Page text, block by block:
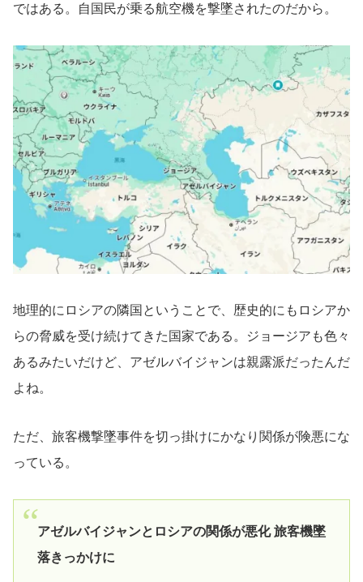
ではある。自国民が乗る航空機を撃墜されたのだから。
地理的にロシアの隣国ということで、歴史的にもロシアか
らの脅威を受け続けてきた国家である。ジョージアも色々
あるみたいだけど、アゼルバイジャンは親露派だったんだ
よね。
ただ、旅客機撃墜事件を切っ掛けにかなり関係が険悪にな
っている。
アゼルバイジャンとロシアの関係が悪化 旅客機墜
落きっかけに